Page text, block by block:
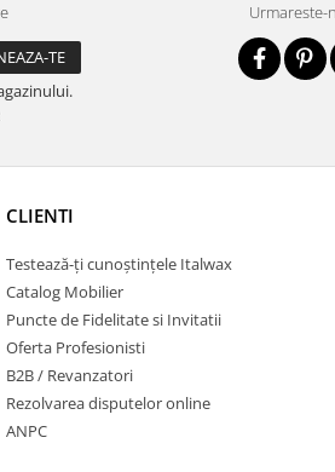
Urmareste-
CLIENTI
Testează-ți cunoștințele Italwax
Catalog Mobilier
Puncte de Fidelitate si Invitatii
Oferta Profesionisti
B2B / Revanzatori
Rezolvarea disputelor online
ANPC